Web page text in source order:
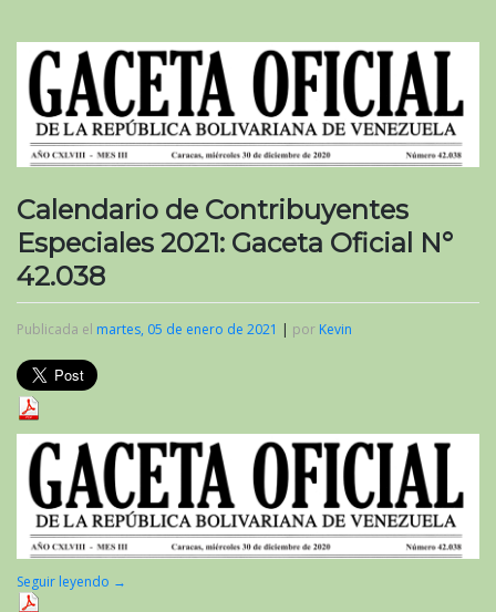
Calendario de Contribuyentes
Especiales 2021: Gaceta Oficial N°
42.038
Publicada el martes, 05 de enero de 2021 | por Kevin
Seguir leyendo →